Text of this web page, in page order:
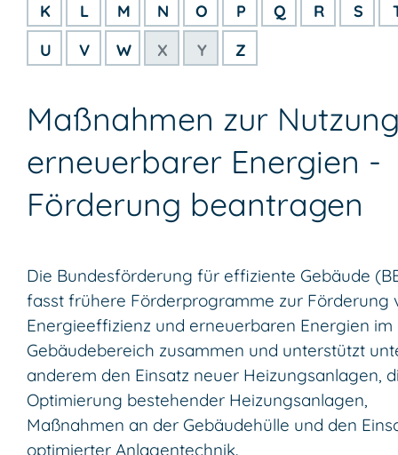
K
L M N O P Q R S
U
V W X Y Z
Maßnahmen zur
erneuerbarer Energien -
Förderung beantragen
Die Bundesförderung für effiziente Gebäude (
fasst frühere Förderprogramme zur Förderung
Energieeffizienz und erneuerbaren Energien im
Gebäudebereich zusammen und unterstützt
anderem den Einsatz neuer Heizungsanlagen,
Optimierung bestehender Heizungsanlagen,
Maßnahmen an der Gebäudehülle und den
optimierter Anlagentechnik.